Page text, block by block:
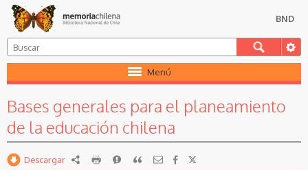
BND
Menú
Bases generales para el planeamiento
de la educación chilena
Descargar RDF imprimirReportarCitar